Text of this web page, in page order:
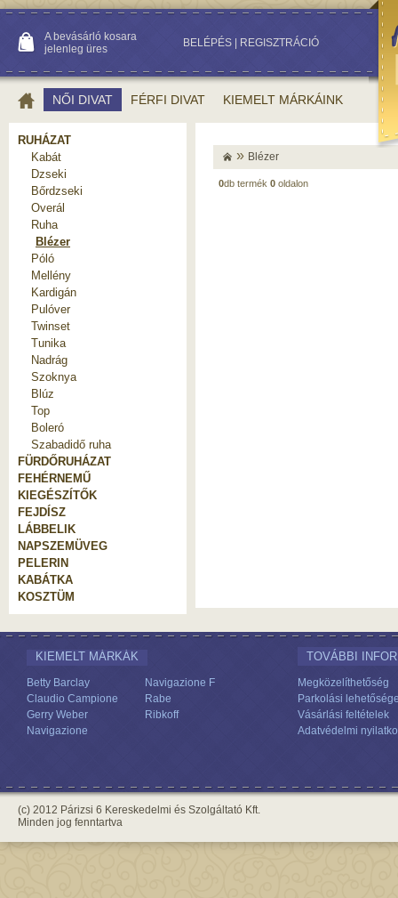
A bevásárló kosara
jelenleg üres
BELÉPÉS REGISZTRÁCIÓ
NŐI DIVAT FÉRFI DIVAT KIEMELT MÁRKÁINK
» Blézer
0db termék 0 oldalon
RUHÁZAT
Kabát
Dzseki
Bőrdzseki
Overál
Ruha
Blézer
Póló
Mellény
Kardigán
Pulóver
Twinset
Tunika
Nadrág
Szoknya
Blúz
Top
Boleró
Szabadidő ruha
FÜRDŐRUHÁZAT
FEHÉRNEMŰ
KIEGÉSZÍTŐK
FEJDÍSZ
LÁBBELIK
NAPSZEMÜVEG
PELERIN
KABÁTKA
KOSZTÜM
KIEMELT MÁRKÁK
Betty Barclay
Claudio Campione
Gerry Weber
Navigazione
Navigazione F
Rabe
Ribkoff
TOVÁBBI
Megközelíthetőség
Parkolási
Vásárlási feltételek
Adatvédelmi
(c) 2012 Párizsi 6 Kereskedelmi és Szolgáltató Kft.
Minden jog fenntartva